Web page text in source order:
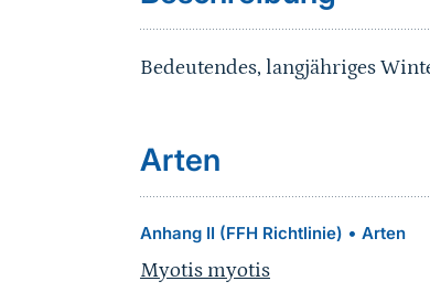
Bedeutendes, langjähriges
Arten
Anhang II (FFH Richtlinie) • Arten
Myotis myotis